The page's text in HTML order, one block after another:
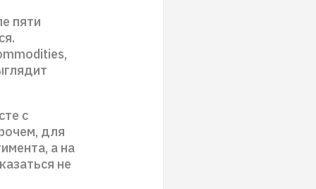
пяти
с
для
а на
не